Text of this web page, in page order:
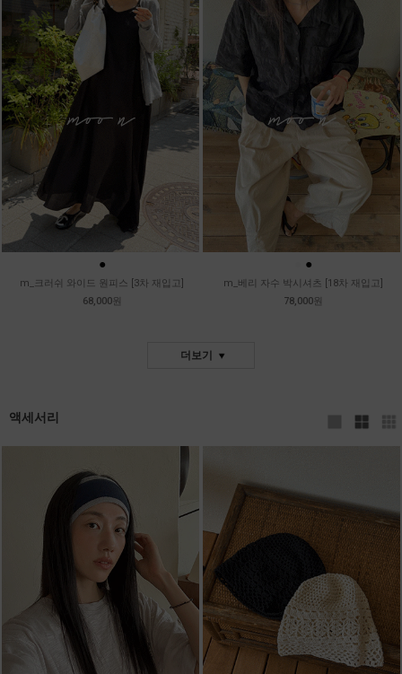
●
m_크러쉬 와이드 원피스 [3차 재입고]
68,000원
●
m_베리 자수 박시셔츠 [18차 재입고]
78,000원
더보기
액세서리